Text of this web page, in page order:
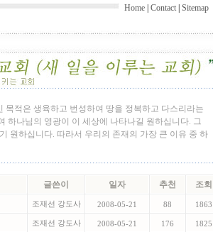
Home Contact Sitemap
적은 생육하고 번성하여 땅을 정복하고 다스리라는
하나님의 영광이 이 세상에 나타나길 원하십니다. 그
원하십니다. 따라서 우리의 존재의 가장 큰 이유 중 하
글쓴이 일자 추천 조회
조재선 강도사 2008-05-21 88 1863
조재선 강도사 2008-05-21 176 1825